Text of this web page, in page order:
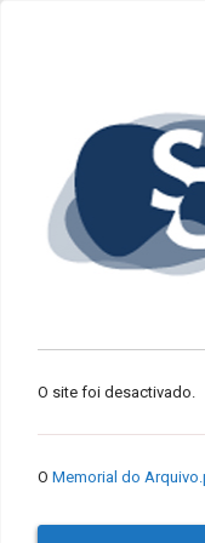
O site foi desactivado.
O Memorial do